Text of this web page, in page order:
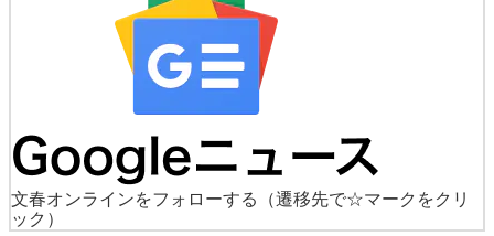
文春オンラインをフォローする
（遷移先で☆マークをクリ
ック）